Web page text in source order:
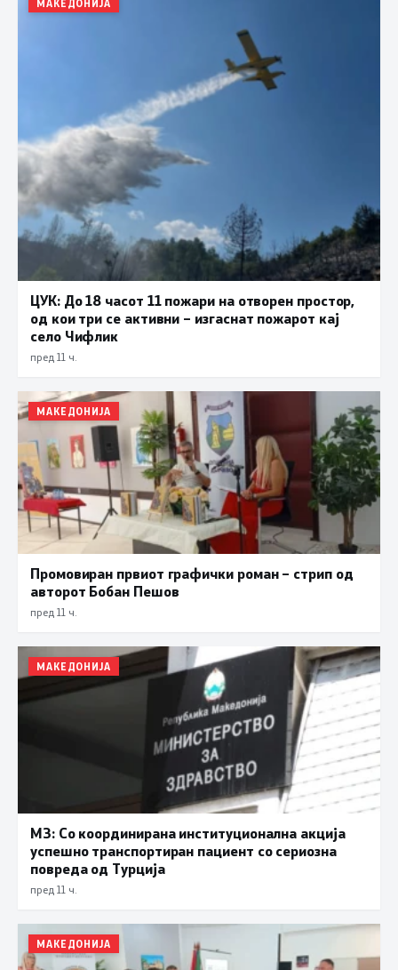
МАКЕДОНИЈА
ЦУК: До 18 часот 11 пожари на отворен простор,
од кои три се активни – изгаснат пожарот кај
село Чифлик
пред 11 ч.
МАКЕДОНИЈА
Промовиран првиот графички роман – стрип од
авторот Бобан Пешов
пред 11 ч.
МАКЕДОНИЈА
МЗ: Со координирана институционална акција
успешно транспортиран пациент со сериозна
повреда од Турција
пред 11 ч.
МАКЕДОНИЈА